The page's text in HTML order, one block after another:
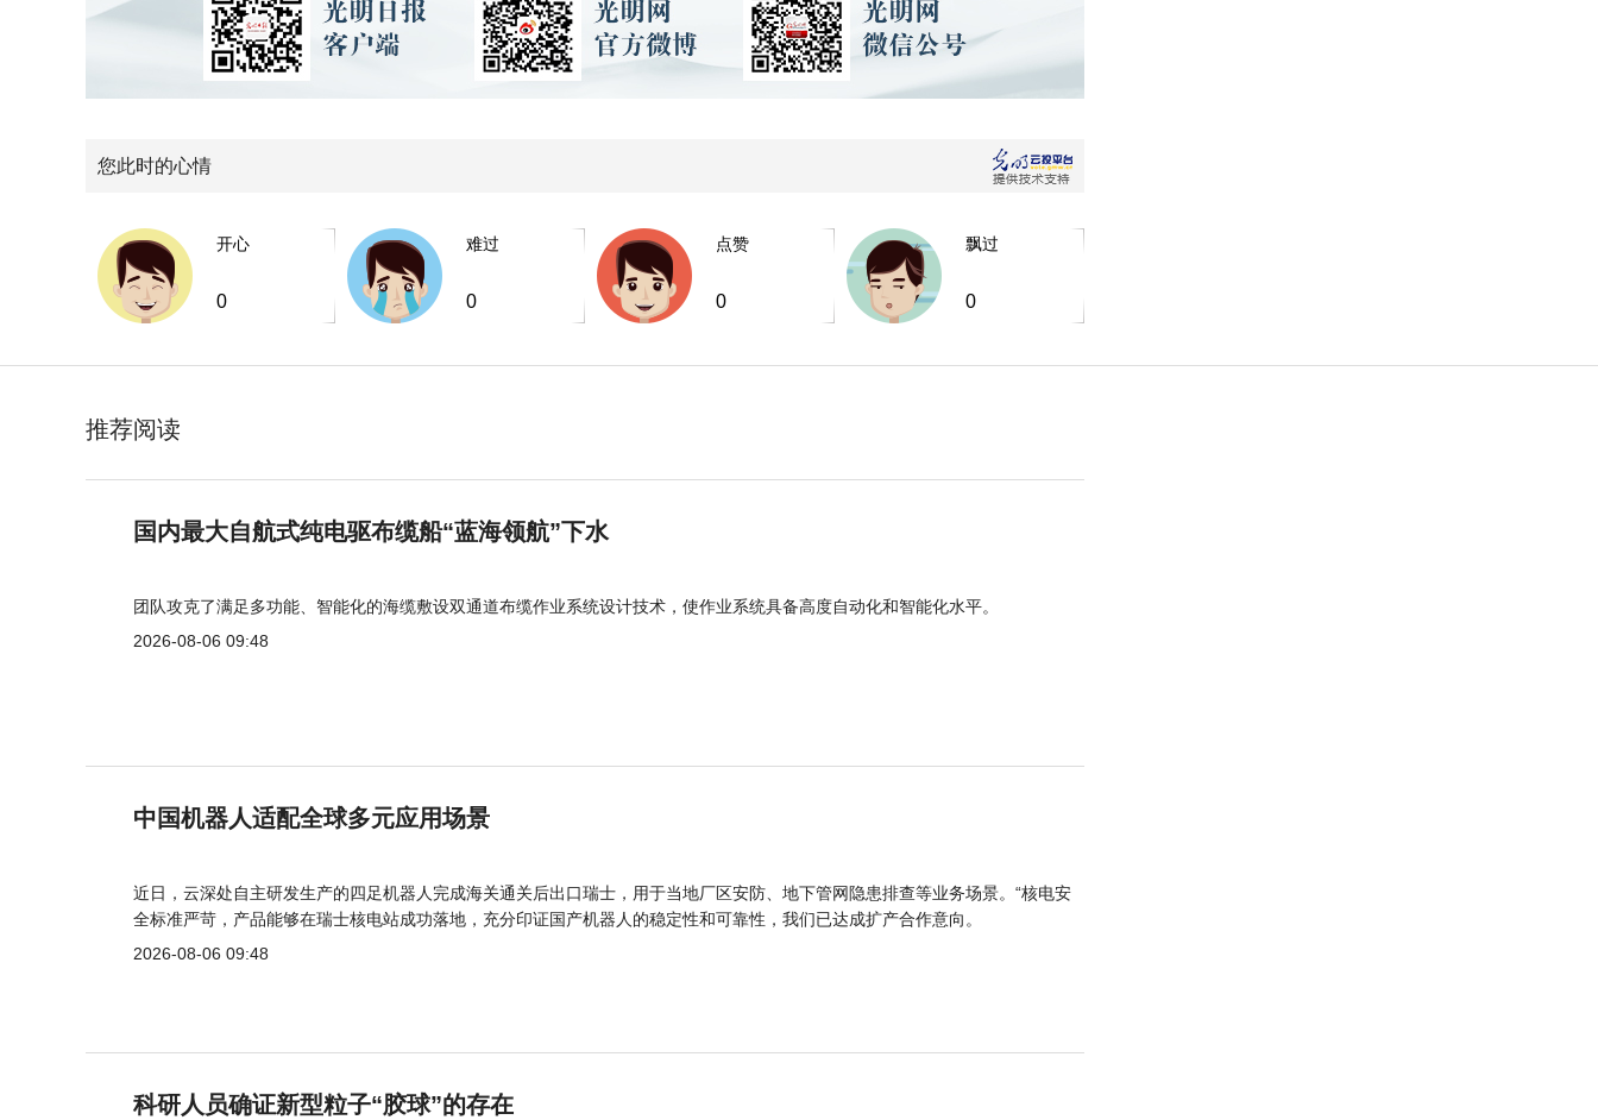
您此时的心情
开心
0
难过
0
点赞
0
飘过
0
推荐阅读
国内最大自航式纯电驱布缆船“蓝海领航”下水
团队攻克了满足多功能、智能化的海缆敷设双通道布缆作业系统设计技术，使作业系统具备高度自动化和智能化水平。
2026-08-06 09:48
中国机器人适配全球多元应用场景
近日，云深处自主研发生产的四足机器人完成海关通关后出口瑞士，用于当地厂区安防、地下管网隐患排查等业务场景。“核电安
全标准严苛，产品能够在瑞士核电站成功落地，充分印证国产机器人的稳定性和可靠性，我们已达成扩产合作意向。
2026-08-06 09:48
科研人员确证新型粒子“胶球”的存在